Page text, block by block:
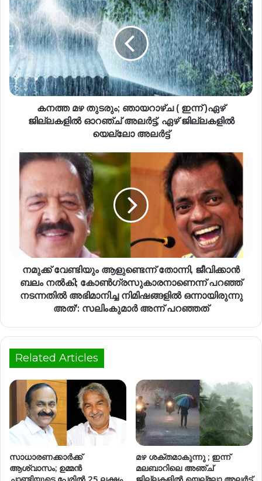
കനത്ത മഴ തുടരും; ഞായറാഴ്ച ( ഇന്ന് )ഏഴ്
ജില്ലകളില്‍ ഓറഞ്ച് അലര്‍ട്ട്, ഏഴ് ജില്ലകളില്‍
യെല്ലോ അലര്‍ട്ട്
നമുക്ക് വേണ്ടിയും ആളുണ്ടെന്ന് തോന്നി, ജീവിക്കാൻ
ബലം നൽകി; കോൺ​ഗ്രസുകാരനാണെന്ന് പറഞ്ഞ്
നടന്നതിൽ അഭിമാനിച്ച നിമിഷങ്ങളിൽ ഒന്നായിരുന്നു
അത്': സലിംകുമാര്‍ അന്ന് പറഞ്ഞത്
Related Articles
സാധാരണക്കാർക്ക്
ആശ്വാസം; ഉമ്മൻ
മഴ ശക്തമാകുന്നു ; ഇന്ന്
മലബാറിലെ അഞ്ച്